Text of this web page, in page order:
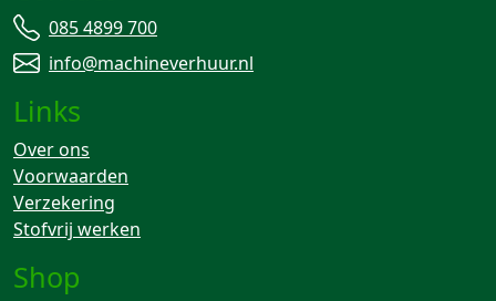
085 4899 700
info@machineverhuur.nl
Links
Over ons
Voorwaarden
Verzekering
Stofvrij werken
Shop